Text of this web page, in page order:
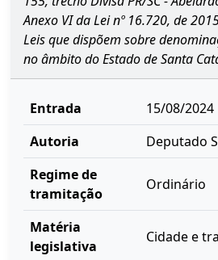
Anexo VI da Lei nº 16.720, de
Leis que dispõem sobre
no âmbito do Estado de Santa
Entrada
15/08/2024
Autoria
Deputado
Regime de
tramitação
Ordinário
Matéria
legislativa
Cidade e